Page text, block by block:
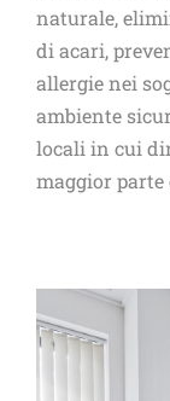
naturale,
di acari,
allergie nei
ambiente
locali in cui
maggior parte